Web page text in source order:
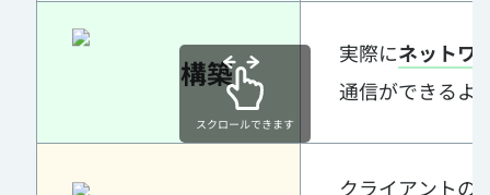
構築
実際にネットワ
通信ができるよ
クライアントの
スクロールできます